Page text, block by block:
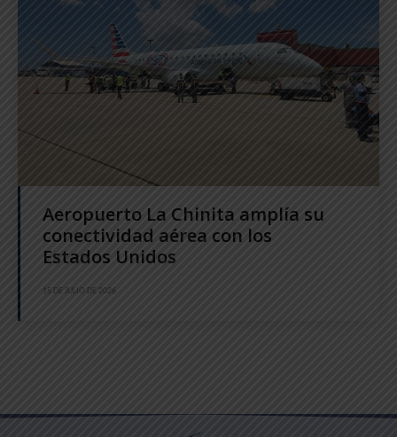
Aeropuerto La Chinita amplía su
conectividad aérea con los
Estados Unidos
15 DE JULIO DE 2026